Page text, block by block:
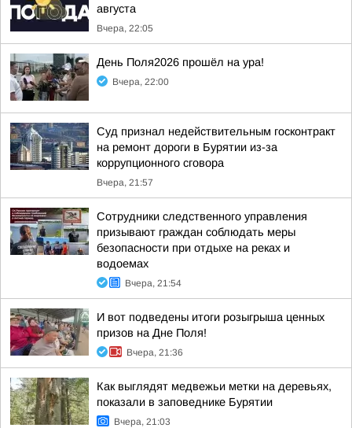
августа
Вчера, 22:05
День Поля2026 прошёл на ура!
Вчера, 22:00
Суд признал недействительным госконтракт
на ремонт дороги в Бурятии из-за
коррупционного сговора
Вчера, 21:57
Сотрудники следственного управления
призывают граждан соблюдать меры
безопасности при отдыхе на реках и
водоемах
Вчера, 21:54
И вот подведены итоги розыгрыша ценных
призов на Дне Поля!
Вчера, 21:36
Как выглядят медвежьи метки на деревьях,
показали в заповеднике Бурятии
Вчера, 21:03